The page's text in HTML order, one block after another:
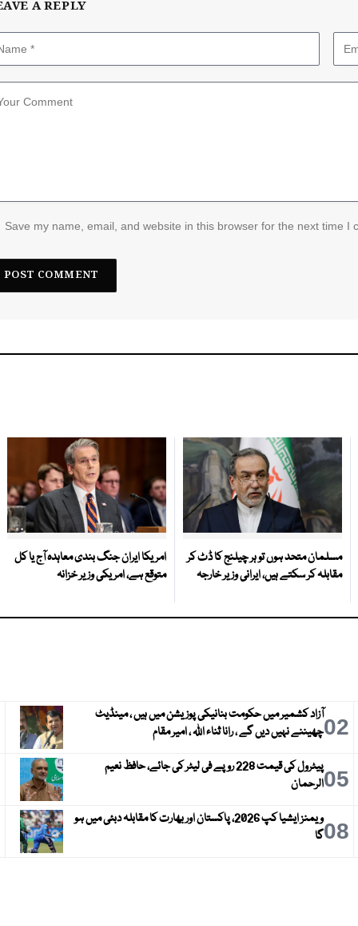
A REPLY
Save my name, email, and website in this browser for the next time I
مسلمان متحد ہوں تو ہر چیلنج کا ڈٹ کر
مقابلہ کر سکتے ہیں، ایرانی وزیر خارجہ
امریکا ایران جنگ بندی معاہدہ آج یا کل
متوقع ہے، امریکی وزیر خزانہ
02آزاد کشمیر میں حکومت بنانیکی پوزیشن میں ہیں ، مینڈیٹ
چھیننے نہیں دیں گے ، رانا ثناء اللہ ، امیر مقام
05
پیٹرول کی قیمت 228 روپے فی لیٹر کی جائے، حافظ نعیم
الرحمان
08
ویمنز ایشیا کپ 2026، پاکستان اور بھارت کا مقابلہ دبئی میں ہو
گا